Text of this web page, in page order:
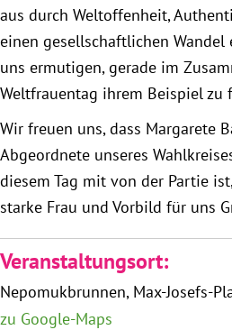
Patenschaftsprogramm
Bayern
München
Zur Person
Kontakt
Presse
aus durch Weltoffenheit,
einen gesellschaftlichen Wandel
uns ermutigen, gerade im
Weltfrauentag ihrem Beispiel zu
Wir freuen uns, dass Margarete
Abgeordnete unseres
diesem Tag mit von der Partie
starke Frau und Vorbild für uns
Veranstaltungsort:
Nepomukbrunnen Max-Josefs-
zu Google-Maps